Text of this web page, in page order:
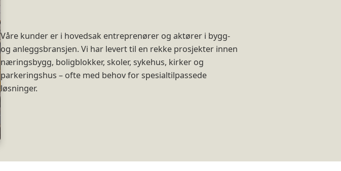
Våre kunder er i hovedsak entreprenører og aktører i bygg-
og anleggsbransjen. Vi har levert til en rekke prosjekter innen
næringsbygg, boligblokker, skoler, sykehus, kirker og
parkeringshus – ofte med behov for spesialtilpassede
løsninger.